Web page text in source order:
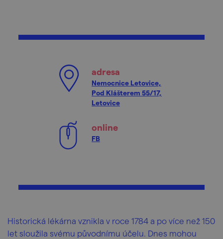
adresa
Nemocnice Letovice,
Pod Klášterem 55/17,
Letovice
online
FB
Historická lékárna vznikla v roce 1784 a po více než 150
let sloužila svému původnímu účelu. Dnes mohou